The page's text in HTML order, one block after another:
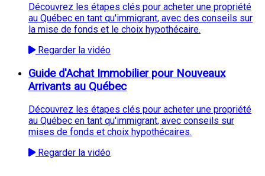
Découvrez les étapes clés pour acheter une propriété
au Québec en tant qu'immigrant, avec des conseils sur
la mise de fonds et le choix hypothécaire.
Regarder la vidéo
Guide d'Achat Immobilier pour Nouveaux
Arrivants au Québec
Découvrez les étapes clés pour acheter une propriété
au Québec en tant qu'immigrant, avec conseils sur
mises de fonds et choix hypothécaires.
Regarder la vidéo